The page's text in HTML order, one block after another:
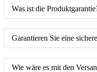
Was ist die
Garantieren Sie eine
Wie wäre es mit den